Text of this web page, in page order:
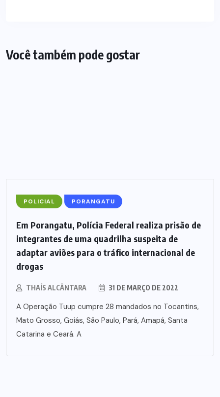
Você também pode gostar
POLICIAL PORANGATU
Em Porangatu, Polícia Federal realiza prisão de
integrantes de uma quadrilha suspeita de
adaptar aviões para o tráfico internacional de
drogas
THAÍS ALCÂNTARA 31 DE MARÇO DE 2022
A Operação Tuup cumpre 28 mandados no Tocantins,
Mato Grosso, Goiás, São Paulo, Pará, Amapá, Santa
Catarina e Ceará. A